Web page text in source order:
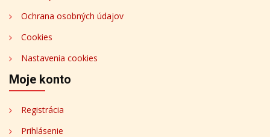
Ochrana osobných údajov
Cookies
Nastavenia cookies
Moje konto
Registrácia
Prihlásenie